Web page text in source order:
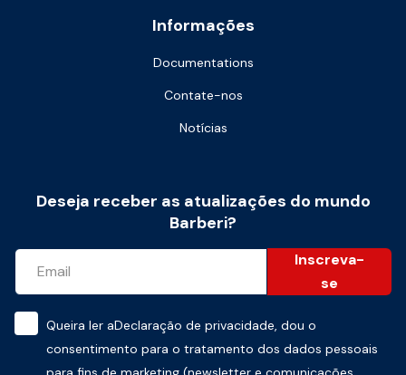
Informações
Documentations
Contate-nos
Notícias
Deseja receber as atualizações do mundo
Barberi?
Inscreva-
se
Queira ler aDeclaração de privacidade , dou o
consentimento para o tratamento dos dados pessoais